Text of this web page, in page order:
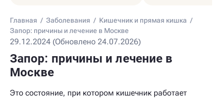
Главная / Заболевания / Кишечник и прямая кишка /
Запор: причины и лечение в Москве
29.12.2024 (Обновлено 24.07.2026)
Запор: причины и лечение в
Москве
Это состояние, при котором кишечник работает